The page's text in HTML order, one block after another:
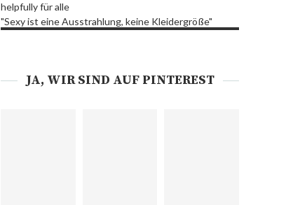
helpfully für alle
"Sexy ist eine Ausstrahlung, keine Kleidergröße"
JA, WIR SIND AUF PINTEREST